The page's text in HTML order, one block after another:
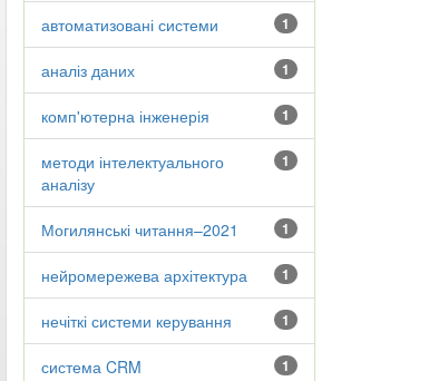
1
автоматизовані системи
1
аналіз даних
1
комп'ютерна інженерія
1
методи інтелектуального
аналізу
1
Могилянські читання–2021
1
нейромережева архітектура
1
нечіткі системи керування
1
система CRM